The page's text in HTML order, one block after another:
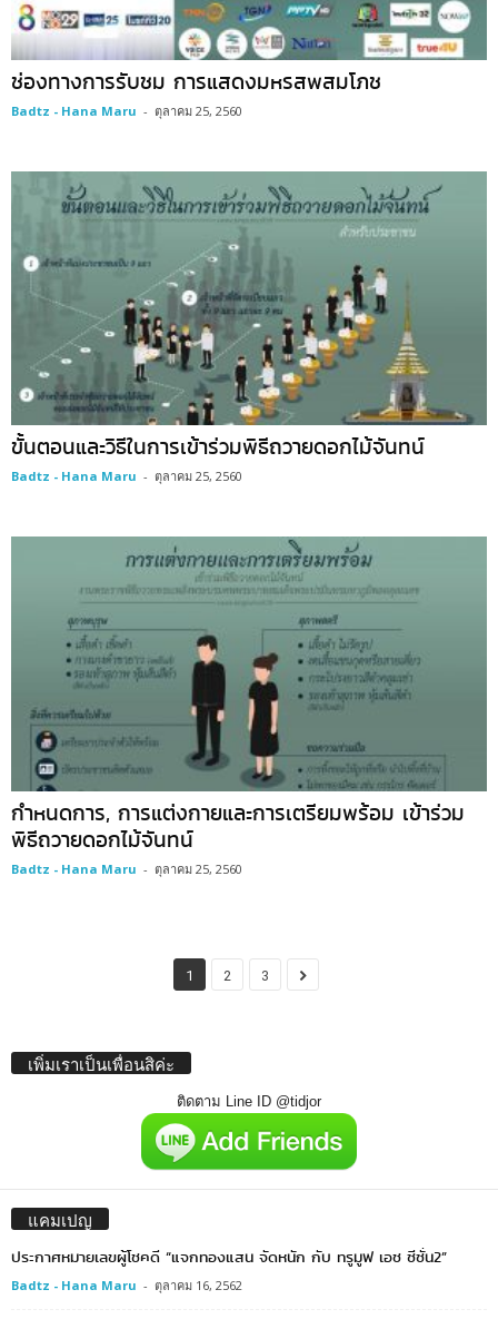
ช่องทางการรับชม การแสดงมหรสพสมโภช
Badtz - Hana Maru - ตุลาคม 25, 2560
ขั้นตอนและวิธีในการเข้าร่วมพิธีถวายดอกไม้จันทน์
Badtz - Hana Maru - ตุลาคม 25, 2560
กำหนดการ, การแต่งกายและการเตรียมพร้อม เข้าร่วม
พิธีถวายดอกไม้จันทน์
Badtz - Hana Maru - ตุลาคม 25, 2560
1 2 3
เพิ่มเราเป็นเพื่อนสิค่ะ
ติดตาม Line ID @tidjor
แคมเปญ
ประกาศหมายเลขผู้โชคดี “แจกทองแสน จัดหนัก กับ ทรูมูฟ เอช ซีซั่น2”
Badtz - Hana Maru - ตุลาคม 16, 2562